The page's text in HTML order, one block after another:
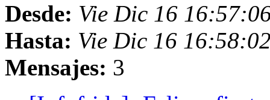
Desde: Vie Dic 16
Hasta: Vie Dic 16
Mensajes: 3